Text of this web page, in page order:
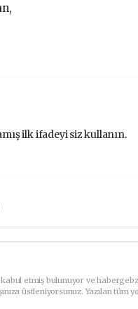
ilk ifadeyi siz kullanın.
etmiş bulunuyor ve
üstleniyorsunuz. Yazılan